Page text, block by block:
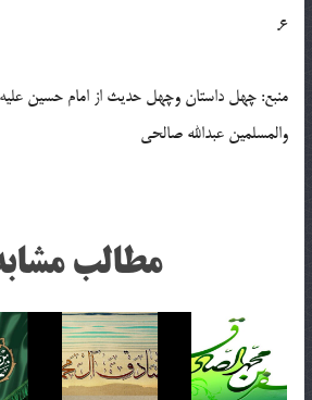
6.
منبع: چهل داستان وچهل حدیث از امام حسین
والمسلمین عبدالله صالحی
مطالب